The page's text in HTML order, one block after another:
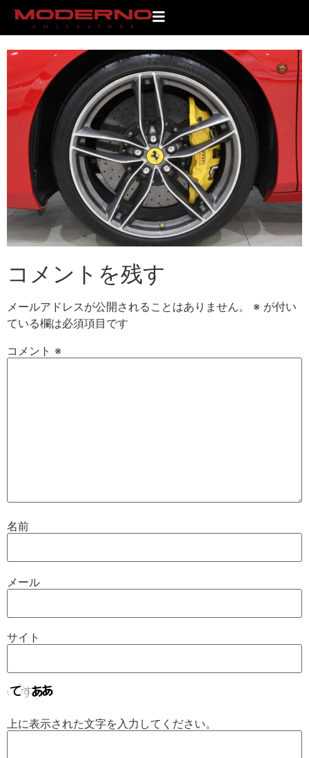
IMG_9660
コメントを残す
メールアドレスが公開されることはありません。 ※ が付い
ている欄は必須項目です
コメント ※
名前
メール
サイト
上に表示された文字を入力してください。